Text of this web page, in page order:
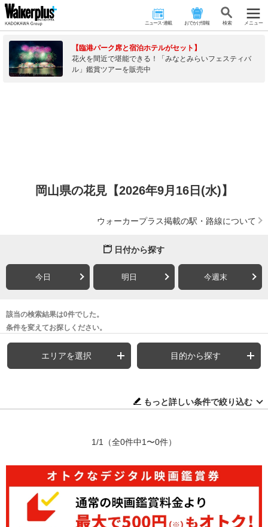
ニュース･連載 おでかけ情報 検 索 メニュー
【臨港パーク席と宿泊ホテルがセット】
花火を間近で堪能できる！「みなとみらいフェスティバ
ル」鑑賞ツアーを販売中
岡山県の花見【2026年9月16日(水)】
ウォーカープラス掲載の駅・路線について
日付から探す
今日 明日 今週末
該当の検索結果は0件でした。
条件を変えてお探しください。
エリアを選択 目的から探す
もっと詳しい条件で絞り込む
1/1 （全0件中1〜0件）